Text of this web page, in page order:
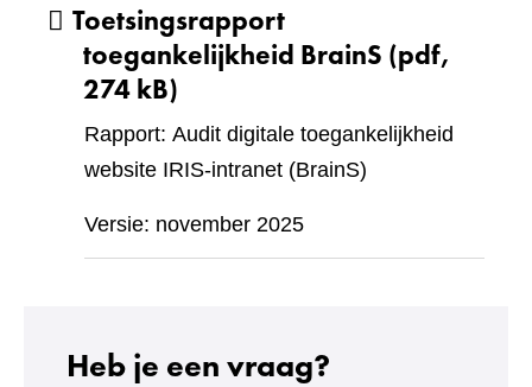
Toetsingsrapport
toegankelijkheid BrainS (pdf,
274 kB)
Rapport: Audit digitale toegankelijkheid
website IRIS-intranet (BrainS)
Versie: november 2025
Heb je een vraag?